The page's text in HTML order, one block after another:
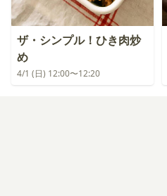
ザ・シンプル！ひき肉炒
め
4/1 (日) 12:00〜12:20